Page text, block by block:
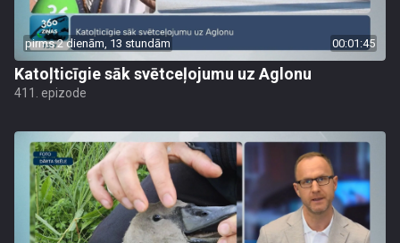
pirms 2 dienām, 13 stundām 00:01:45
Katoļticīgie sāk svētceļojumu uz Aglonu
411. epizode